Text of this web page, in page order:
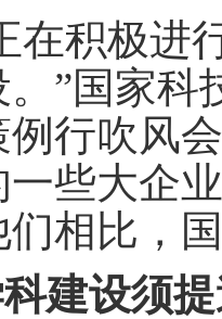
积极进行
”国家科
行吹风
些大企
相比，
设须提